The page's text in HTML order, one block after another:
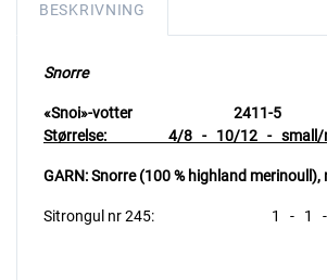
BESKRIVNING
Snorre
«Snoi»-votter
Størrelse: 4/8 - 10/12 - small/
GARN: Snorre (100 % highland merinoull),
Sitrongul nr 245: 1 - 1 - 1